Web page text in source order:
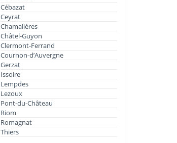
Cébazat
Ceyrat
Chamalières
Châtel-Guyon
Clermont-Ferrand
Cournon-d’Auvergne
Gerzat
Issoire
Lempdes
Lezoux
Pont-du-Château
Riom
Romagnat
Thiers